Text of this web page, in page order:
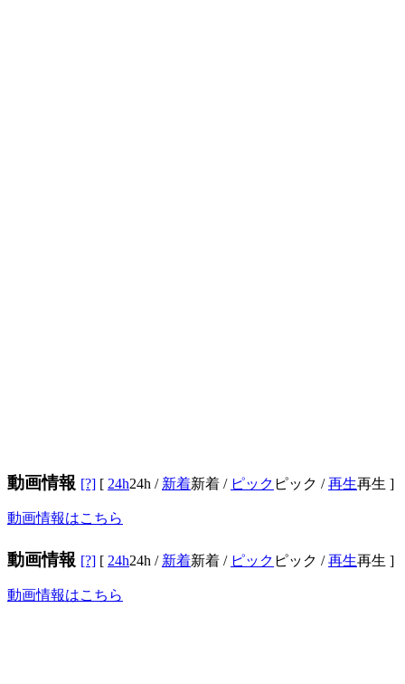
動画情報 [?] [ 24h24h / 新着新着 / ピック ピック /再生再生 ]
動画情報はこちら
動画情報 [?] [ 24h24h / 新着新着 / ピック ピック /再生再生 ]
動画情報はこちら